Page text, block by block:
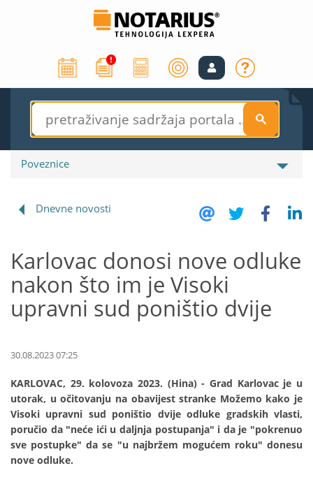
S
Poveznice
Dnevne novosti
Karlovac donosi nove odluke
nakon što im je Visoki
upravni sud poništio dvije
30.08.2023 07:25
KARLOVAC, 29. kolovoza 2023. (Hina) - Grad Karlovac je u
utorak, u očitovanju na obavijest stranke Možemo kako je
Visoki upravni sud poništio dvije odluke gradskih vlasti,
poručio da "neće ići u daljnja postupanja" i da je "pokrenuo
sve postupke" da se "u najbržem mogućem roku" donesu
nove odluke.